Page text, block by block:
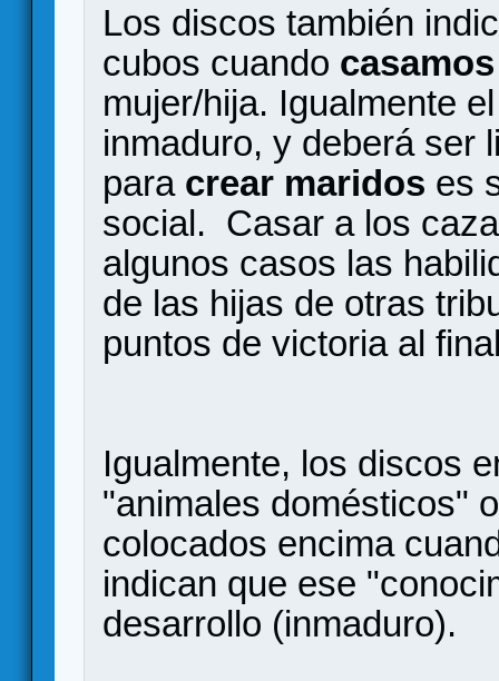
Los discos también
cubos cuando
mujer/hija. Igualmente
inmaduro, y deberá ser
para crear maridos es
social. Casar a los
algunos casos las
de las hijas de otras
puntos de victoria al
Igualmente, los discos
"animales domésticos"
colocados encima
indican que ese
desarrollo (inmaduro).